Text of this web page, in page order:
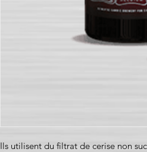
Ils utilisent du filtrat de cerise non